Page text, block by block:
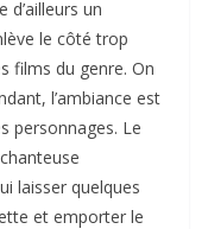
un
le côté trop
films du genre. On
l’ambiance est
personnages. Le
laisser quelques
et emporter le